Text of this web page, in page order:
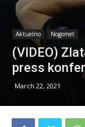
Aktuelno Nogomet
(VIDEO)
press
March 22, 2021